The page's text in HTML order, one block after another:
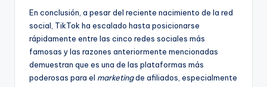
En conclusión, a pesar del reciente nacimiento de la red
social, TikTok ha escalado hasta posicionarse
rápidamente entre las cinco redes sociales más
famosas y las razones anteriormente mencionadas
demuestran que es una de las plataformas más
poderosas para el marketingde afiliados, especialmente